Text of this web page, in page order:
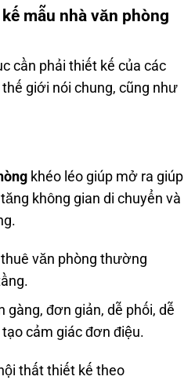
mẫu nhà văn phòng
cần phải thiết kế của các
giới nói chung, cũng như
khéo léo giúp mở ra giúp
không gian di chuyển và
văn phòng thường
gàng, đơn giản, dễ phối, dễ
cảm giác đơn điệu.
thất thiết kế theo